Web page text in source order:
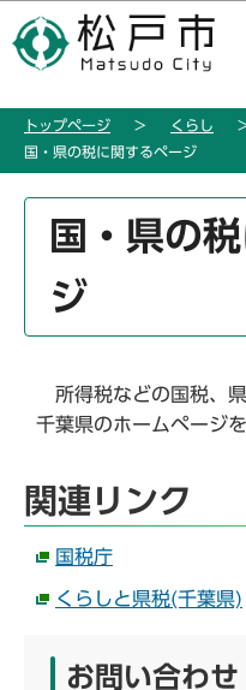
の
ー
このペー
トップページ くらし
国・県の税に関するページ
か
国・県の
ジ
所得税などの国税、県
千葉県のホームページ
関連リンク
国税庁
くらしと県税(千葉県)
お問い合わせ